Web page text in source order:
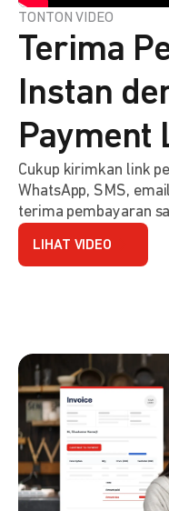
TONTON VIDEO
Terima
Instan
Payment
Cukup kirimkan link
WhatsApp, SMS,
terima pembayaran
LIHAT VIDEO